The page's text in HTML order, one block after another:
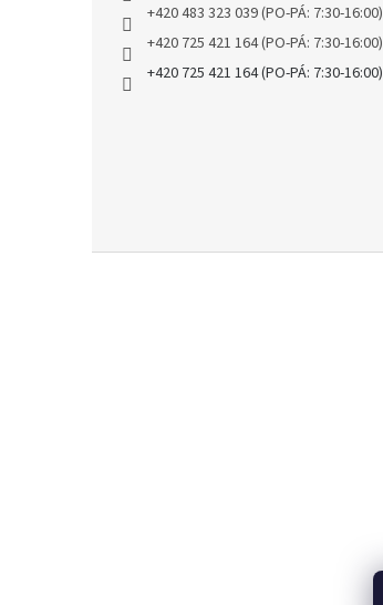
+420 483 323 039 (PO-PÁ: 7:30-16:00)
+420 725 421 164 (PO-PÁ: 7:30-16:00)
+420 725 421 164 (PO-PÁ: 7:30-16:00)